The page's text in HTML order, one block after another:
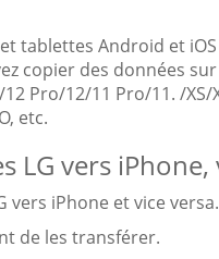
tablettes Android et
copier des données sur
Pro/12/11 Pro/11. /
etc.
LG vers iPhone,
vers iPhone et vice versa.
de les transférer.